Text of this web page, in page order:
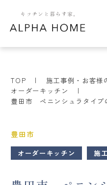
TOP
施工事例・お客様
オーダーキッチン
豊田市 ペニンシュラタイプ
豊田市
オーダーキッチン 施